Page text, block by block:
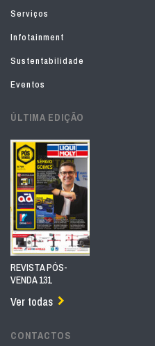
Serviços
Infotainment
Sustentabilidade
Eventos
ÚLTIMA EDIÇÃO
REVISTA PÓS-
VENDA 131
Ver todas
CONTACTOS